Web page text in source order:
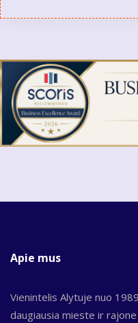
Apie mus
Vienintelis Alytuje nuo
daugiausia mieste ir